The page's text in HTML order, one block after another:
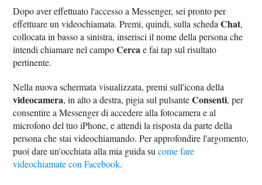
Dopo aver effettuato l'accesso a Messenger, sei pronto per
effettuare un videochiamata. Premi, quindi, sulla schedaChat,
collocata in basso a sinistra, inserisci il nome della persona che
intendi chiamare nel campoCercae fai tap sul risultato
pertinente.
Nella nuova schermata visualizzata, premi sull'icona della
videocamera, in alto a destra, pigia sul pulsanteConsenti, per
consentire a Messenger di accedere alla fotocamera e al
microfono del tuo iPhone, e attendi la risposta da parte della
persona che stai videochiamando. Per approfondire l'argomento,
puoi dare un'occhiata alla mia guida sucome fare
videochiamate con Facebook.